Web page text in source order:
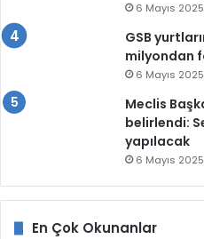
6 Mayıs 2025
GSB
milyondan
6 Mayıs 2025
Meclis
belirlendi:
yapılacak
6 Mayıs 2025
En Çok Okunanlar